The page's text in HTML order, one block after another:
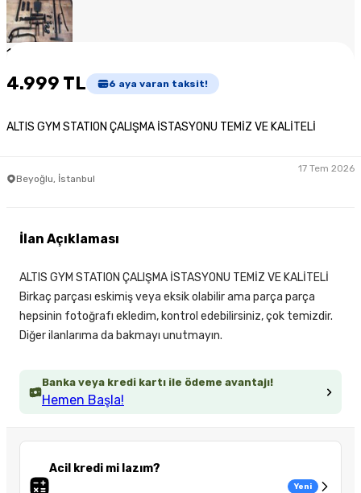
1
4.999 TL 6 aya varan taksit!
ALTIS GYM STATION ÇALIŞMA İSTASYONU TEMİZ VE KALİTELİ
Beyoğlu, İstanbul
17 Tem 2026
Banka veya kredi kartı ile ödeme avantajı!
Hemen Başla!
Acil kredi mi lazım?
Yeni
İlan Açıklaması
ALTIS GYM STATION ÇALIŞMA İSTASYONU TEMİZ VE KALİTELİ
Birkaç parçası eskimiş veya eksik olabilir ama parça parça
hepsinin fotoğrafı ekledim, kontrol edebilirsiniz, çok temizdir.
Diğer ilanlarıma da bakmayı unutmayın.